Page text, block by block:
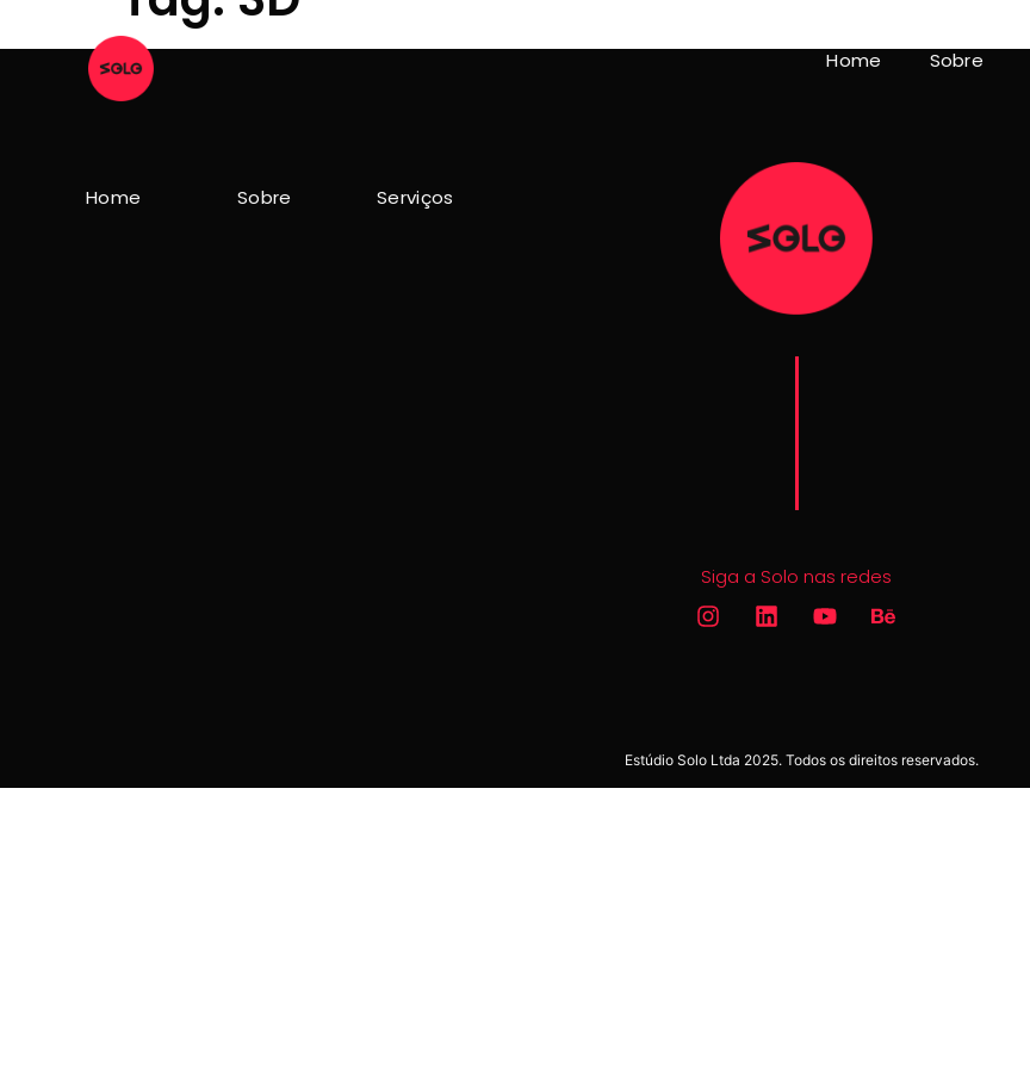
Home Sobre
Home Sobre Serviços
Siga a Solo nas redes
Estúdio Solo Ltda 2025. Todos os direitos reservados.